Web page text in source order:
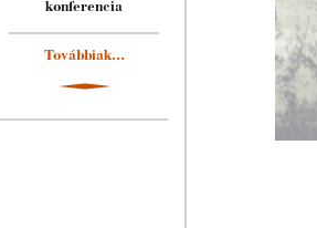
konferencia
Továbbiak...